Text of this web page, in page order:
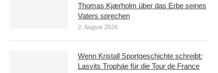
Thomas Kjærholm über das Erbe seines
Vaters sprechen
2. August 2026
Wenn Kristall Sportgeschichte schreibt:
Lasvits Trophäe für die Tour de France